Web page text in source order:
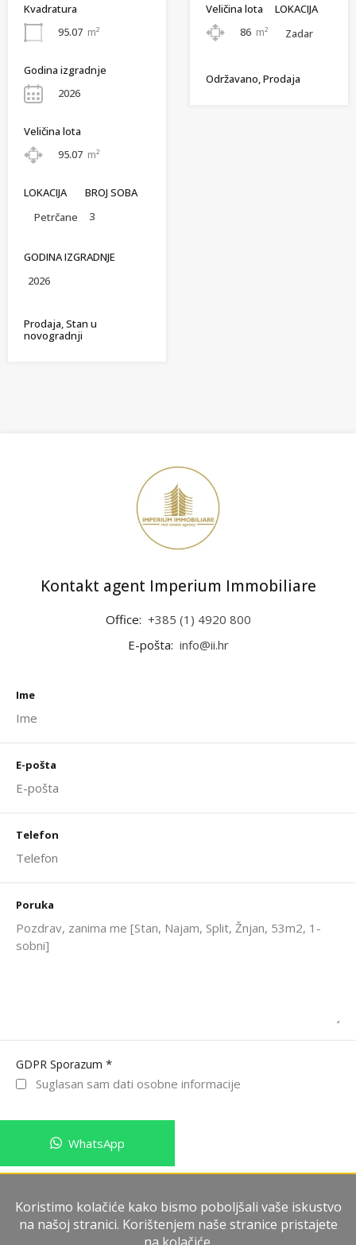
Kvadratura
95.07 m²
Godina izgradnje
2026
Veličina lota
95.07 m²
LOKACIJA
Petrčane
BROJ SOBA
3
GODINA IZGRADNJE
2026
Prodaja, Stan u
novogradnji
Veličina lota
86 m²
LOKACIJA
Zadar
Održavano, Prodaja
Kontakt agent Imperium Immobiliare
Office: +385 (1) 4920 800
E-pošta: info@ii.hr
Ime
E-pošta
Telefon
Poruka
GDPR Sporazum *
Suglasan sam dati osobne informacije
WhatsApp